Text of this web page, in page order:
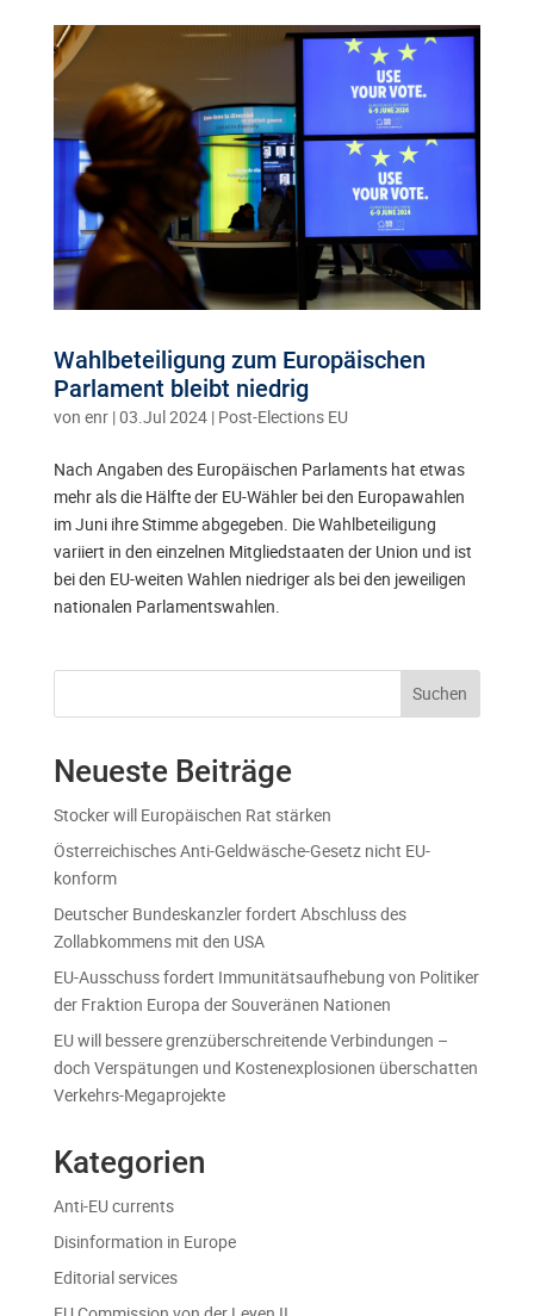
Wahlbeteiligung zum Europäischen
Parlament bleibt niedrig
von enr|03.Jul 2024| Post-Elections EU
Nach Angaben des Europäischen Parlaments hat etwas
mehr als die Hälfte der EU-Wähler bei den Europawahlen
im Juni ihre Stimme abgegeben. Die Wahlbeteiligung
variiert in den einzelnen Mitgliedstaaten der Union und ist
bei den EU-weiten Wahlen niedriger als bei den jeweiligen
nationalen Parlamentswahlen.
Suchen
Neueste Beiträge
Stocker will Europäischen Rat stärken
Österreichisches Anti-Geldwäsche-Gesetz nicht EU-
konform
Deutscher Bundeskanzler fordert Abschluss des
Zollabkommens mit den USA
EU-Ausschuss fordert Immunitätsaufhebung von Politiker
der Fraktion Europa der Souveränen Nationen
EU will bessere grenzüberschreitende Verbindungen –
doch Verspätungen und Kostenexplosionen überschatten
Verkehrs-Megaprojekte
Kategorien
Anti-EU currents
Disinformation in Europe
Editorial services